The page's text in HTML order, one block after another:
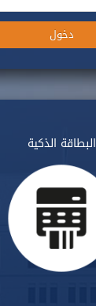
البطاقة الذكية